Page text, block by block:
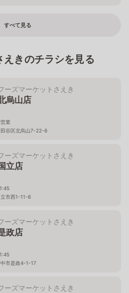
すべて見る
えきのチラシを見る
ーズマーケットさえき
烏山店
業
田谷区北烏山7-22-6
ーズマーケットさえき
立店
市西1-11-6
ーズマーケットさえき
政店
市是政4-1-17
ーズマーケットさえき